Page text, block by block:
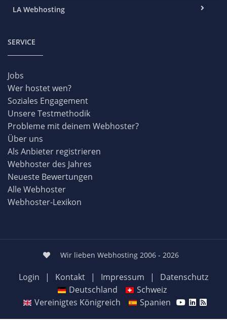
LA Webhosting
SERVICE
Jobs
Wer hostet wen?
Soziales Engagement
Unsere Testmethodik
Probleme mit deinem Webhoster?
Über uns
Als Anbieter registrieren
Webhoster des Jahres
Neueste Bewertungen
Alle Webhoster
Webhoster-Lexikon
Wir lieben Webhosting 2006 - 2026
Login | Kontakt | Impressum |
Datenschutz
Deutschland
Schweiz
Vereinigtes Königreich
Spanien